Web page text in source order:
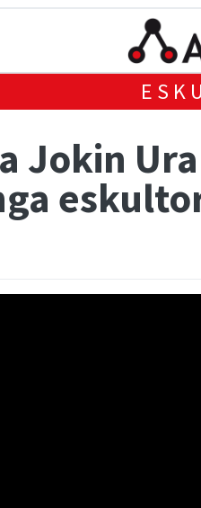
Jokin